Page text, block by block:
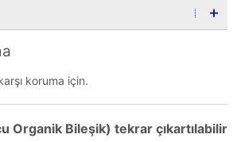
koruma için.
Organik Bileşik) tekrar çıkartılabilir